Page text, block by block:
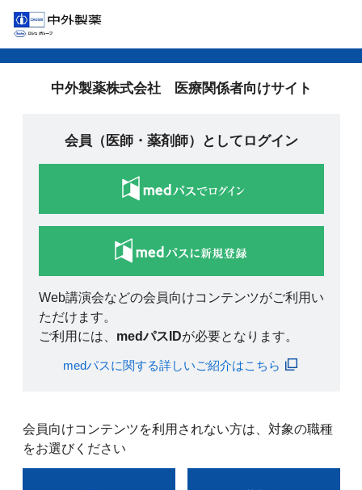
中外製薬株式会社 医療関係者向けサイト
会員（医師・薬剤師）としてログイン
Web講演会などの会員向けコンテンツがご利用い
ただけます。
ご利用には、 medパスIDが必要となります。
medパスに関する詳しいご紹介はこちら
会員向けコンテンツを利用されない方は、対象の職種
をお選びください